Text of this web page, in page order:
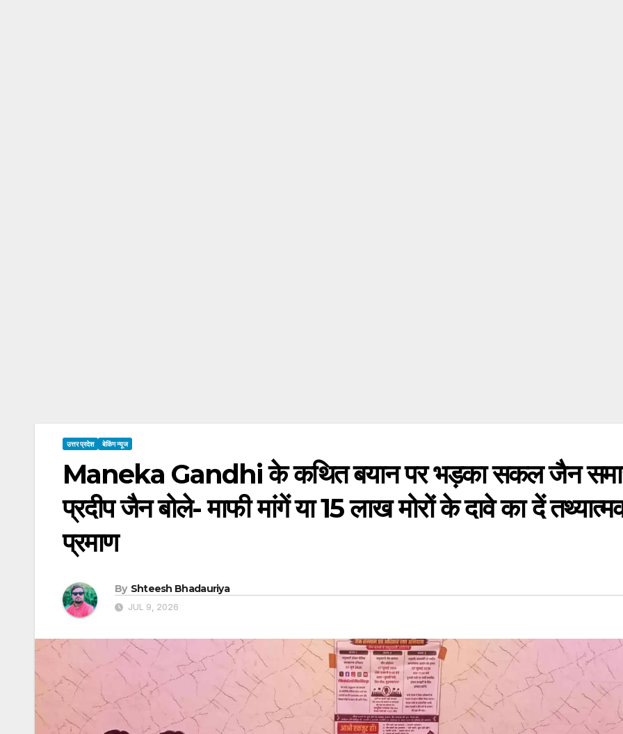
उत्तर प्रदेश बेकिंग न्यूज
Maneka Gandhi के कथित बयान पर भड़का सकल जैन
प्रदीप जैन बोले- माफी मांगें या 15 लाख मोरों के दावे का दें
प्रमाण
By Shteesh Bhadauriya
JUL 9, 2026